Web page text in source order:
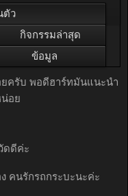
ตัว
กิจกรรมล่าสุด
ข้อมูล
ครับ พอดีฮาร์ทมันแนะนำ
อย
ดดีค่ะ
คนรักรถกระบะนะค่ะ